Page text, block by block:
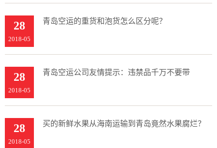
28
2018-05
青岛空运的重货和泡货怎么区分呢？
28
2018-05
青岛空运公司友情提示：违禁品千万不要带
28
2018-05
买的新鲜水果从海南运输到青岛竟然水果腐烂？